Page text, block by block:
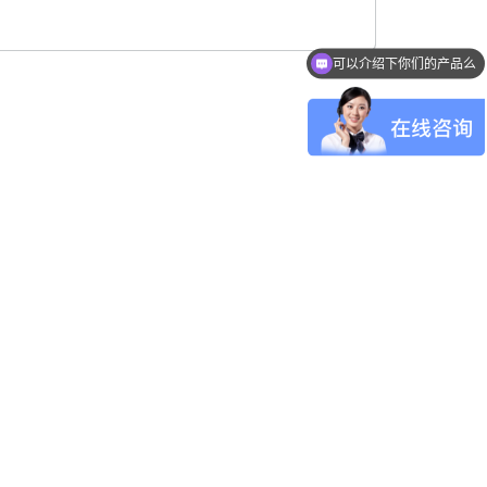
可以介绍下你们的产品么